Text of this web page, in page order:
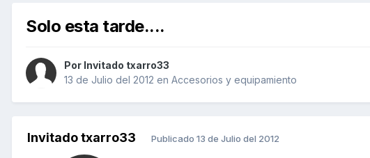
Solo esta tarde....
Por Invitado txarro33
13 de Julio del 2012 en Accesorios y equipamiento
Invitado txarro33 Publicado 13 de Julio del 2012